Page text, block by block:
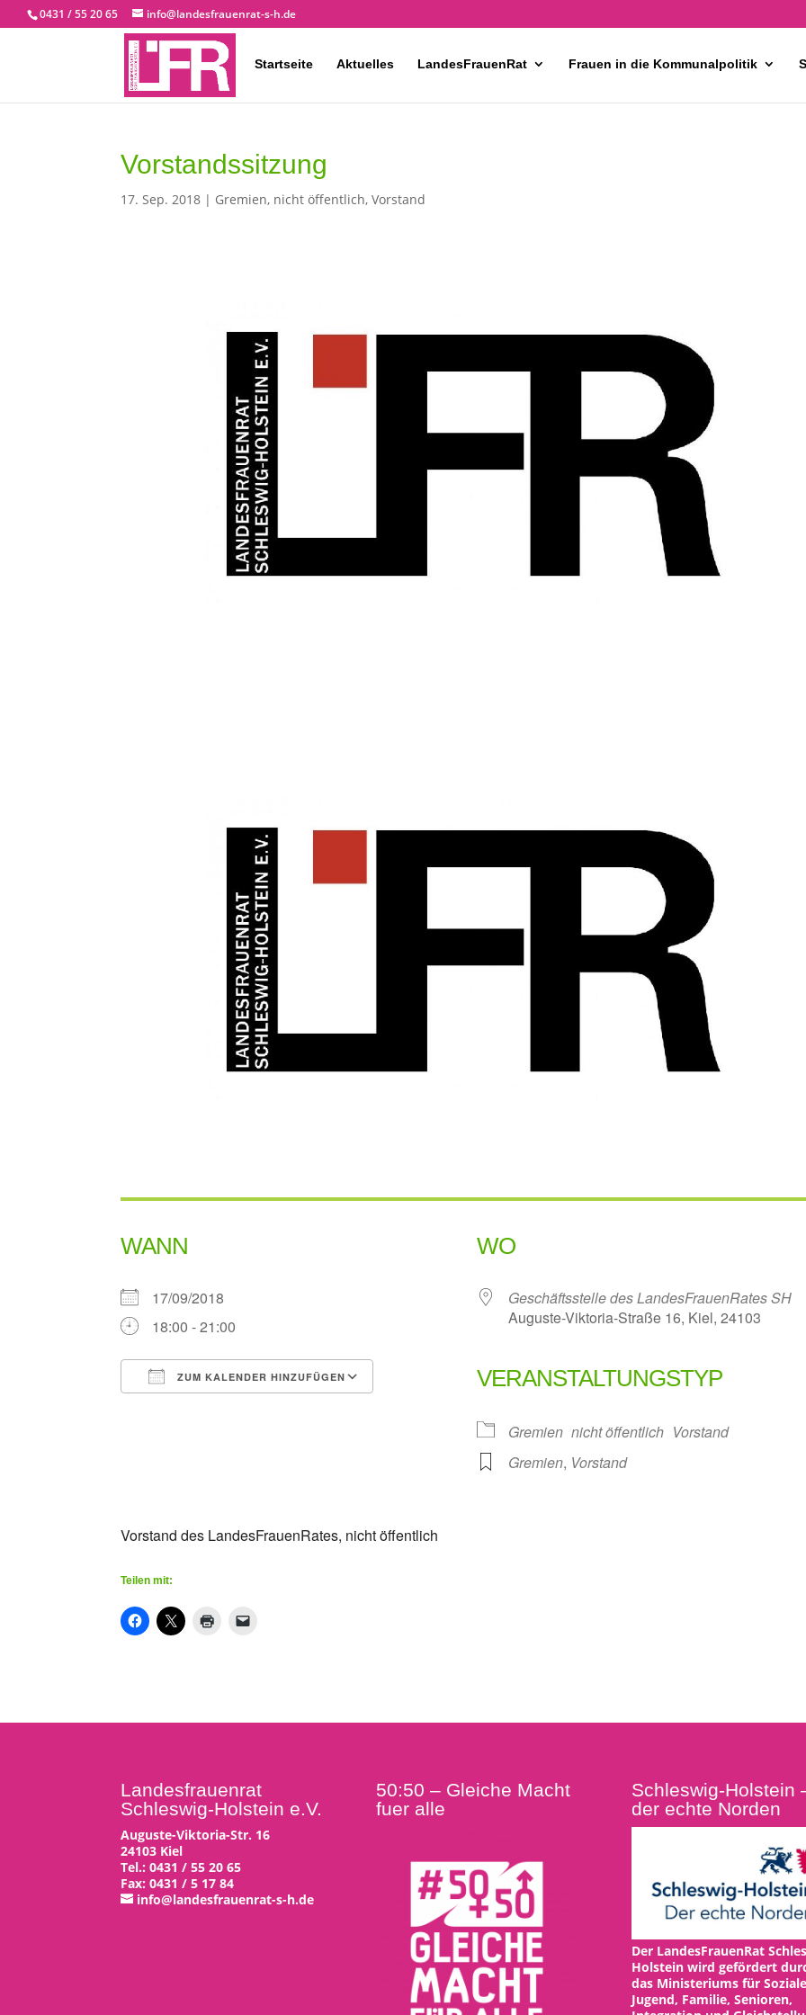
0431 / 55 20 65 info@landesfrauenrat-s-h.de
Startseite Aktuelles LandesFrauenRat Frauen in die Kommunalpolitik
Vorstandssitzung
17. Sep. 2018 | Gremien, nicht öffentlich,Vorstand
WANN
17/09/2018
18:00 - 21:00
ZUM KALENDER HINZUFÜGEN
WO
Geschäftsstelle des LandesFrauenRates SH
Auguste-Viktoria-Straße 16, Kiel, 24103
VERANSTALTUNGSTYP
Gremien nicht öffentlich Vorstand
Gremien, Vorstand
Vorstand des LandesFrauenRates, nicht öffentlich
Teilen mit:
Landesfrauenrat
Schleswig-Holstein e.V.
Auguste-Viktoria-Str. 16
24103 Kiel
Tel.: 0431 / 55 20 65
Fax: 0431 / 5 17 84
info@landesfrauenrat-s-h.de
50:50 – Gleiche Macht
fuer alle
Schleswig-Holstein
der echte Norden
Der LandesFrauenRat
Holstein wird gefördert
das Ministeriums für
Jugend, Familie, Senioren,